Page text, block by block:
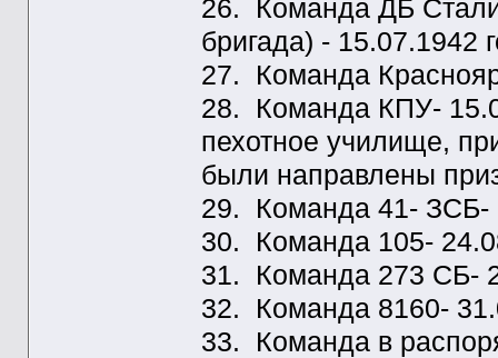
26. Команда ДБ
бригада) - 15.07.1942
27. Команда
28. Команда КПУ-
пехотное училище,
были направлены
29. Команда 41- ЗСБ-
30. Команда 105-
31. Команда 273 СБ-
32. Команда 8160-
33. Команда в